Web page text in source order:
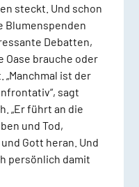
steckt. Und schon
Blumenspenden
Debatten,
Oase brauche oder
ist der
sagt
„Er führt an die
und Tod,
Gott heran. Und
persönlich damit